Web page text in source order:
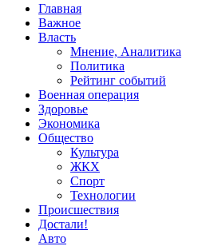
Главная
Важное
Власть
Мнение, Аналитика
Политика
Рейтинг событий
Военная операция
Здоровье
Экономика
Общество
Культура
ЖКХ
Спорт
Технологии
Происшествия
Достали!
Авто